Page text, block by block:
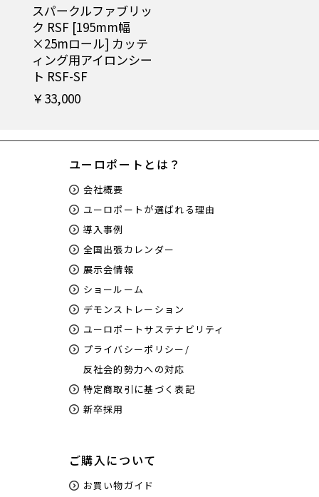
スパークルファブリッ
ク RSF [195mm幅
×25mロール] カッテ
ィング用アイロンシー
ト RSF-SF
￥33,000
ユーロポートとは？
会社概要
ユーロポートが選ばれる理由
導入事例
全国出張カレンダー
展示会情報
ショールーム
デモンストレーション
ユーロポートサステナビリティ
プライバシーポリシー/
反社会的勢力への対応
特定商取引に基づく表記
新卒採用
ご購入について
お買い物ガイド